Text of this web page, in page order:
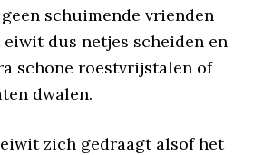
schuimende vrienden
dus netjes scheiden en
schone roestvrijstalen of
dwalen.
zich gedraagt alsof het